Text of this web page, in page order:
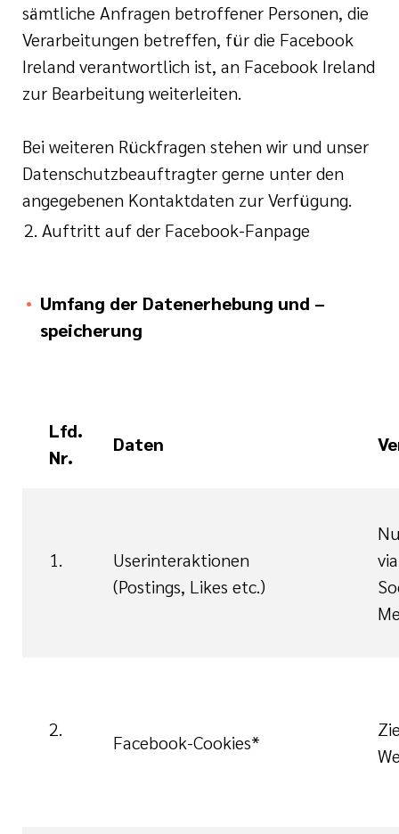
sämtliche Anfragen betroffener Personen, die
Verarbeitungen betreffen, für die Facebook
Ireland verantwortlich ist, an Facebook Ireland
zur Bearbeitung weiterleiten.
Bei weiteren Rückfragen stehen wir und unser
Datenschutzbeauftragter gerne unter den
angegebenen Kontaktdaten zur Verfügung.
Auftritt auf der Facebook-Fanpage
Umfang der Datenerhebung und –
speicherung
Lfd.
Nr.
Daten
1.
Userinteraktionen
(Postings, Likes etc.)
via
2.
Facebook-Cookies*